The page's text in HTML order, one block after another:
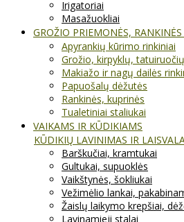
Irigatoriai
Masažuokliai
GROŽIO PRIEMONĖS,
Apyrankių kūrimo rinkiniai
Grožio, kirpyklų,
Makiažo ir nagų dailės
Papuošalų dėžutės
Rankinės, kuprinės
Tualetiniai staliukai
VAIKAMS IR KŪDIKIAMS
KŪDIKIŲ LAVINIMAS IR
Barškučiai, kramtukai
Gultukai, supuoklės
Vaikštynės, šokliukai
Vežimėlio lankai,
Žaislų laikymo krepšiai,
Lavinamieji stalai